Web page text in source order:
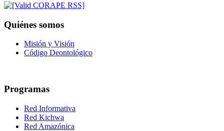
Quiénes somos
Misión y Visión
Código Deontológico
Programas
Red Informativa
Red Kichwa
Red Amazónica